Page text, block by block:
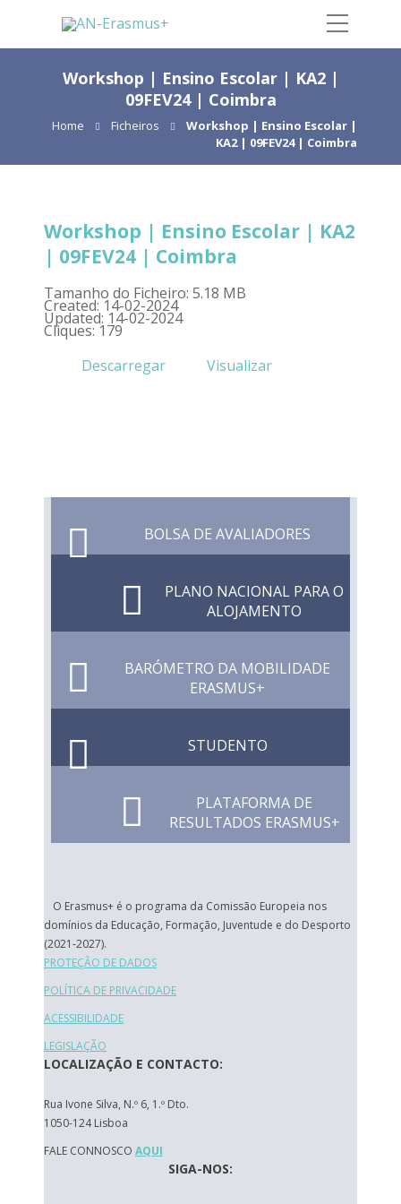
Workshop | Ensino Escolar | KA2 |
09FEV24 | Coimbra
Home Ficheiros
Workshop | Ensino Escolar |
KA2 | 09FEV24 | Coimbra
Workshop | Ensino Escolar | KA2
| 09FEV24 | Coimbra
Tamanho do Ficheiro: 5.18 MB
Created: 14-02-2024
Updated: 14-02-2024
Cliques: 179
Descarregar
Visualizar
BOLSA DE AVALIADORES
PLANO NACIONAL PARA O
ALOJAMENTO
BARÓMETRO DA MOBILIDADE
ERASMUS+
STUDENTO
PLATAFORMA DE
RESULTADOS ERASMUS+
O Erasmus+ é o programa da Comissão Europeia nos
domínios da Educação, Formação, Juventude e do Desporto
(2021-2027).
PROTEÇÃO DE DADOS
POLÍTICA DE PRIVACIDADE
ACESSIBILIDADE
LEGISLAÇÃO
LOCALIZAÇÃO E CONTACTO:
Rua Ivone Silva, N.º 6, 1.º Dto.
1050-124 Lisboa
FALE CONNOSCO AQUI
SIGA-NOS: